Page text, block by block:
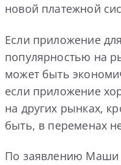
новой платежной
Если приложение
популярностью на
может быть
если приложение
на других рынках,
быть, в переменах
По заявлению Маши